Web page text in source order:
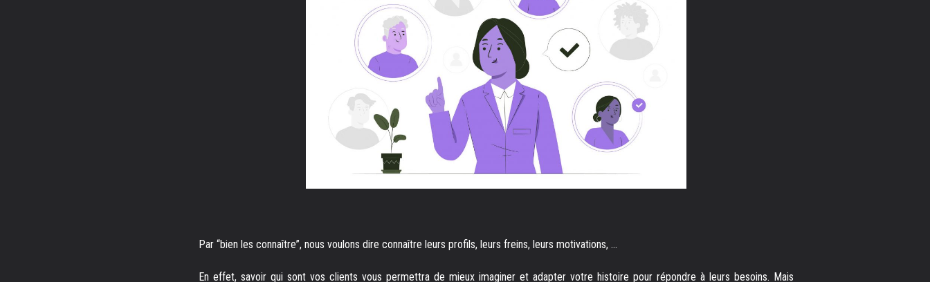
Par “bien les connaître”, nous voulons dire connaître leurs profils, leurs freins, leurs motivations, …
En effet, savoir qui sont vos clients vous permettra de mieux imaginer et adapter votre histoire pour répondre à leurs besoins. Mais